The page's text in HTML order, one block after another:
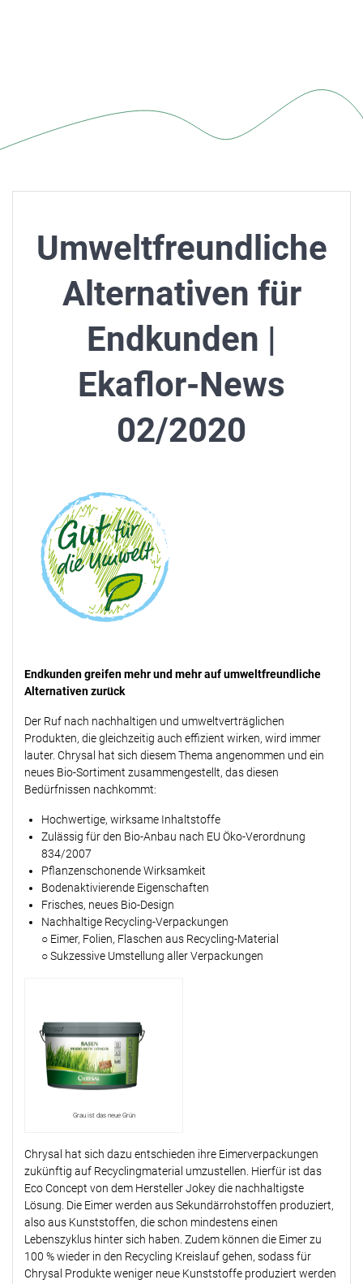
Umweltfreundliche
Alternativen für
Endkunden |
Ekaflor-News
02/2020
Endkunden greifen mehr und mehr auf umweltfreundliche
Alternativen zurück
Der Ruf nach nachhaltigen und umweltverträglichen
Produkten, die gleichzeitig auch effizient wirken, wird immer
lauter. Chrysal hat sich diesem Thema angenommen und ein
neues Bio-Sortiment zusammengestellt, das diesen
Bedürfnissen nachkommt:
Hochwertige, wirksame Inhaltstoffe
Zulässig für den Bio-Anbau nach EU Öko-Verordnung
834/2007
Pflanzenschonende Wirksamkeit
Bodenaktivierende Eigenschaften
Frisches, neues Bio-Design
Nachhaltige Recycling-Verpackungen
○ Eimer, Folien, Flaschen aus Recycling-Material
○ Sukzessive Umstellung aller Verpackungen
Grau ist das neue Grün
Chrysal hat sich dazu entschieden ihre Eimerverpackungen
zukünftig auf Recyclingmaterial umzustellen. Hierfür ist das
Eco Concept von dem Hersteller Jokey die nachhaltigste
Lösung. Die Eimer werden aus Sekundärrohstoffen produziert,
also aus Kunststoffen, die schon mindestens einen
Lebenszyklus hinter sich haben. Zudem können die Eimer zu
100 % wieder in den Recycling Kreislauf gehen, sodass für
Chrysal Produkte weniger neue Kunststoffe produziert werden